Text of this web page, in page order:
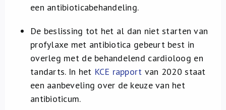
een antibioticabehandeling.
De beslissing tot het al dan niet starten van
profylaxe met antibiotica gebeurt best in
overleg met de behandelend cardioloog en
tandarts. In het KCE rapport van 2020 staat
een aanbeveling over de keuze van het
antibioticum.